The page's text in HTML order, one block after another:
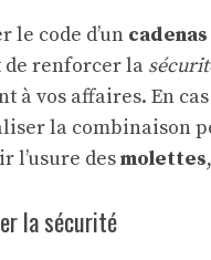
le code d’un cadenas
de renforcer la
à vos affaires. En
la combinaison
l’usure desmolettes
la sécurité